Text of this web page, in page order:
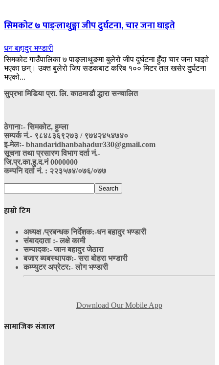
सिमकोट ७ पाङ्लाथुङ्मा जीप दुर्घटना, चार जना घाइते
धन बहादुर भण्डारी
सिमकोट गाउँपालिका ७ पाङ्लाथुङमा बुलेरो जीप दुर्घटना हुँदा चार जना घाइते
भएका छन्। उक्त बुलेरो जिप सडकबाट करिब १०० मिटर तल खसेर दुर्घटना
भएको...
सुप्रभा मिडिया प्रा. लि. काठमाडौ द्धारा सन्चालित
ठेगानाः- सिमकोट, हुम्ला
सम्पर्क नं‍.- ९८४८३६९२७३ / ९७४२४५४७४०
इ-मेलः- bhandaridhanbahadur330@gmail.com
सूचना तथा प्रसारण विभाग दर्ता नं.-
जि.प्र.का.हु.द.नं 0000000
कम्पनि दर्ता नं. : २२३५७४/०७६/०७७
हाम्रो टिम
अध्यक्ष /प्रबन्धक निर्देशक:-धन बहादुर भण्डारी
संबाददाता :- लक्षे कामी
सम्पादक:- जान बहादुर जेठारा
बजार ब्यबस्थापक:- सरा बोहरा भण्डारी
कम्प्युटर अप्रेटर:- लोग भण्डारी
Download Our Mobile App
सामाजिक संजाल